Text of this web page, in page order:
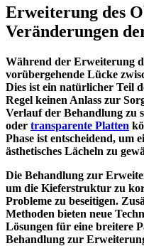
Erweiterung des
Veränderungen
Während der Erweiterung
vorübergehende Lücke
Dies ist ein natürlicher Teil
Regel keinen Anlass zur
Verlauf der Behandlung zu
oder transparente Platten
Phase ist entscheidend, um
ästhetisches Lächeln zu
Die Behandlung zur
um die Kieferstruktur zu
Probleme zu beseitigen.
Methoden bieten neue
Lösungen für eine breitere
Behandlung zur